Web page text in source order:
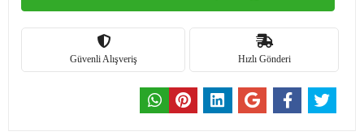
Hızlı Gönderi
Güvenli Alışveriş